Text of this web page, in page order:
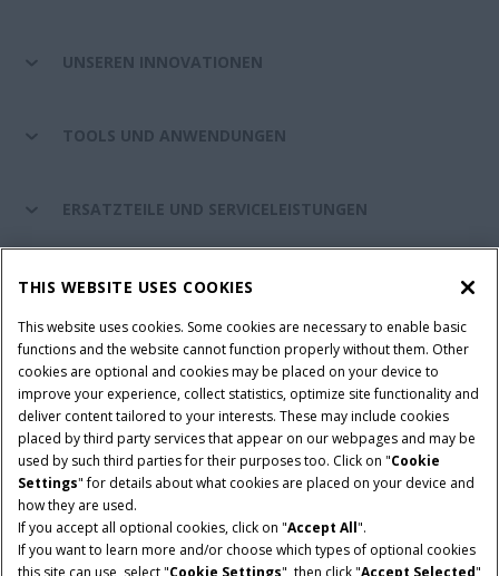
UNSEREN INNOVATIONEN
TOOLS UND ANWENDUNGEN
ERSATZTEILE UND SERVICELEISTUNGEN
CASE IH WELT
Nutzungsbedingungen und rechtliche Hinweise
Datenschutzhinweise
Impressum
Cookie Settings
Telematics-Datenschutzerklärung
© 2026 CNH Industrial America LLC. All Rights Reserved. Case IH is a
trademark of CNH Industrial America LLC.
THIS WEBSITE USES COOKIES
This website uses cookies. Some cookies are necessary to enable basic
functions and the website cannot function properly without them. Other
cookies are optional and cookies may be placed on your device to
improve your experience, collect statistics, optimize site functionality and
deliver content tailored to your interests. These may include cookies
placed by third party services that appear on our webpages and may be
used by such third parties for their purposes too. Click on "Cookie
Settings" for details about what cookies are placed on your device and
how they are used.
If you accept all optional cookies, click on "Accept All".
If you want to learn more and/or choose which types of optional cookies
this site can use, select "Cookie Settings", then click "Accept Selected"